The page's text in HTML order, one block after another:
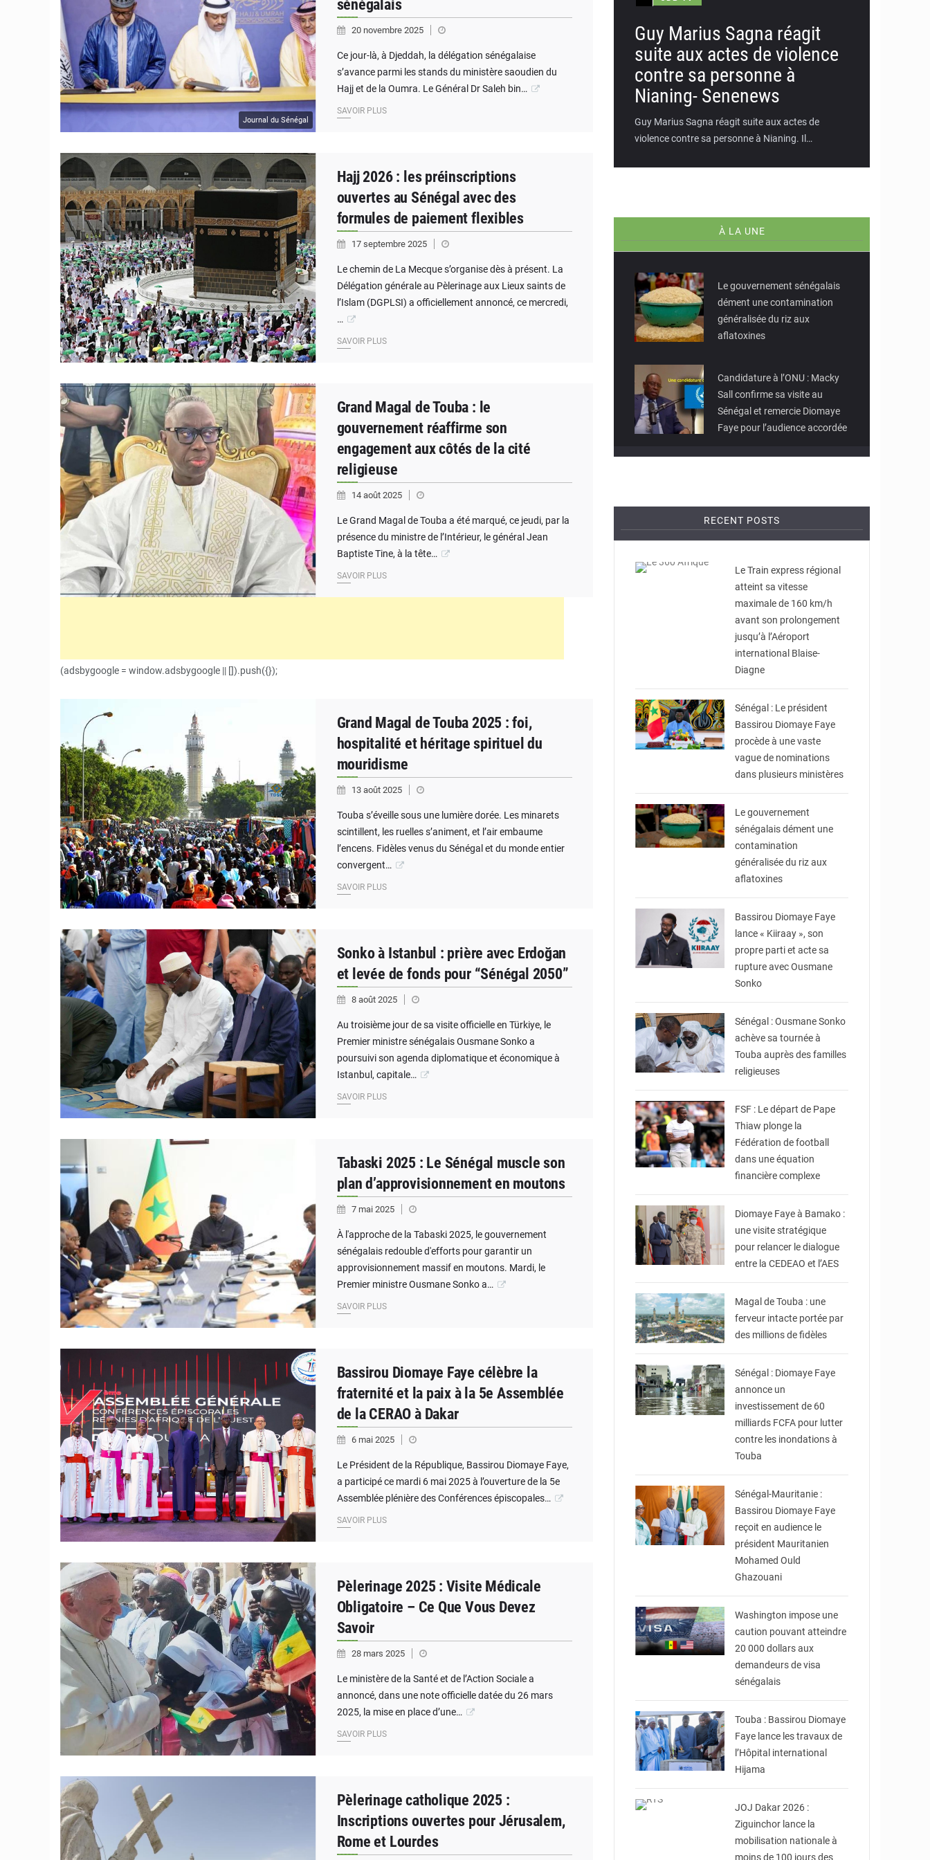
Journal du Sénégal
sénégalais
20 novembre 2025
Ce jour-là, à Djeddah, la délégation sénégalaise
s’avance parmi les stands du ministère saoudien du
Hajj et de la Oumra. Le Général Dr Saleh bin…
SAVOIR PLUS
Hajj 2026 : les préinscriptions
ouvertes au Sénégal avec des
formules de paiement flexibles
17 septembre 2025
Le chemin de La Mecque s’organise dès à présent. La
Délégation générale au Pèlerinage aux Lieux saints de
l’Islam (DGPLSI) a officiellement annoncé, ce mercredi,
…
SAVOIR PLUS
Grand Magal de Touba : le
gouvernement réaffirme son
engagement aux côtés de la cité
religieuse
14 août 2025
Le Grand Magal de Touba a été marqué, ce jeudi, par la
présence du ministre de l’Intérieur, le général Jean
Baptiste Tine, à la tête…
SAVOIR PLUS
(adsbygoogle = window.adsbygoogle || []).push({});
Grand Magal de Touba 2025 : foi,
hospitalité et héritage spirituel du
mouridisme
13 août 2025
Touba s’éveille sous une lumière dorée. Les minarets
scintillent, les ruelles s’animent, et l’air embaume
l’encens. Fidèles venus du Sénégal et du monde entier
convergent…
SAVOIR PLUS
Sonko à Istanbul : prière avec Erdoğan
et levée de fonds pour “Sénégal 2050”
8 août 2025
Au troisième jour de sa visite officielle en Türkiye, le
Premier ministre sénégalais Ousmane Sonko a
poursuivi son agenda diplomatique et économique à
Istanbul, capitale…
SAVOIR PLUS
Tabaski 2025 : Le Sénégal muscle son
plan d’approvisionnement en moutons
7 mai 2025
À l'approche de la Tabaski 2025, le gouvernement
sénégalais redouble d'efforts pour garantir un
approvisionnement massif en moutons. Mardi, le
Premier ministre Ousmane Sonko a…
SAVOIR PLUS
Bassirou Diomaye Faye célèbre la
fraternité et la paix à la 5e Assemblée
de la CERAO à Dakar
6 mai 2025
Le Président de la République, Bassirou Diomaye Faye,
a participé ce mardi 6 mai 2025 à l’ouverture de la 5e
Assemblée plénière des Conférences épiscopales…
SAVOIR PLUS
Pèlerinage 2025 : Visite Médicale
Obligatoire – Ce Que Vous Devez
Savoir
28 mars 2025
Le ministère de la Santé et de l’Action Sociale a
annoncé, dans une note officielle datée du 26 mars
2025, la mise en place d’une…
SAVOIR PLUS
Pèlerinage catholique 2025 :
Inscriptions ouvertes pour Jérusalem,
Rome et Lourdes
Guy Marius Sagna réagit
suite aux actes de violence
contre sa personne à
Nianing- Senenews
Guy Marius Sagna réagit suite aux actes de
violence contre sa personne à Nianing. Il…
À LA UNE
Le gouvernement sénégalais
dément une contamination
généralisée du riz aux
aflatoxines
Candidature à l’ONU : Macky
Sall confirme sa visite au
Sénégal et remercie Diomaye
Faye pour l’audience accordée
RECENT POSTS
Le Train express régional
atteint sa vitesse
maximale de 160 km/h
avant son prolongement
jusqu’à l’Aéroport
international Blaise-
Diagne
Sénégal : Le président
Bassirou Diomaye Faye
procède à une vaste
vague de nominations
dans plusieurs ministères
Le gouvernement
sénégalais dément une
contamination
généralisée du riz aux
aflatoxines
Bassirou Diomaye Faye
lance « Kiiraay », son
propre parti et acte sa
rupture avec Ousmane
Sonko
Sénégal : Ousmane Sonko
achève sa tournée à
Touba auprès des familles
religieuses
FSF : Le départ de Pape
Thiaw plonge la
Fédération de football
dans une équation
financière complexe
Diomaye Faye à Bamako :
une visite stratégique
pour relancer le dialogue
entre la CEDEAO et l’AES
Magal de Touba : une
ferveur intacte portée par
des millions de fidèles
Sénégal : Diomaye Faye
annonce un
investissement de 60
milliards FCFA pour lutter
contre les inondations à
Touba
Sénégal-Mauritanie :
Bassirou Diomaye Faye
reçoit en audience le
président Mauritanien
Mohamed Ould
Ghazouani
Washington impose une
caution pouvant atteindre
20 000 dollars aux
demandeurs de visa
sénégalais
Touba : Bassirou Diomaye
Faye lance les travaux de
l’Hôpital international
Hijama
JOJ Dakar 2026 :
Ziguinchor lance la
mobilisation nationale à
moins de 100 jours des